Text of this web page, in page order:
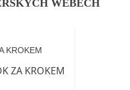
WEBECH
KROKEM